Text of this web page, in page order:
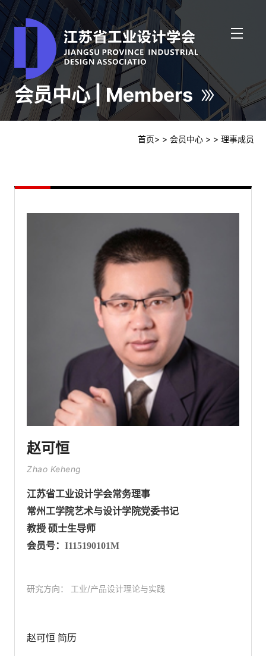
会员中心 | Members
首页> > 会员中心 > > 理事成员
赵可恒
Zhao Keheng
江苏省工业设计学会常务理事
常州工学院艺术与设计学院党委书记
教授 硕士生导师
会员号： I115190101M
研究方向： 工业/产品设计理论与实践
赵可恒 简历